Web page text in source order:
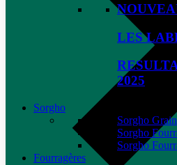
LES
2025
Sorgho
Sorgho Grain
Sorgho
Sorgho
Fourragères